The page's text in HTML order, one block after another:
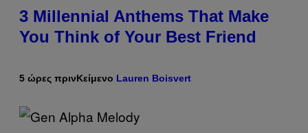
3 Millennial Anthems That Make
You Think of Your Best Friend
5 ώρες πρινΚείμενο Lauren Boisvert